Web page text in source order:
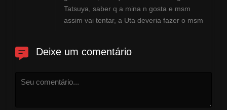
Tatsuya, saber q a mina n gosta e msm
assim vai tentar, a Uta deveria fazer o msm
Deixe um comentário